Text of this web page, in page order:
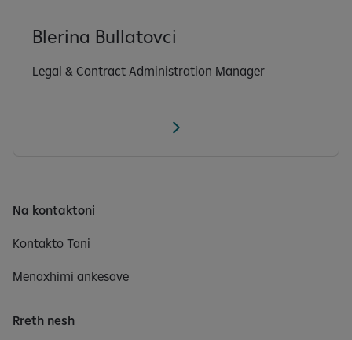
Blerina Bullatovci
Legal & Contract Administration Manager
Na kontaktoni
Kontakto Tani
Menaxhimi ankesave
Rreth nesh